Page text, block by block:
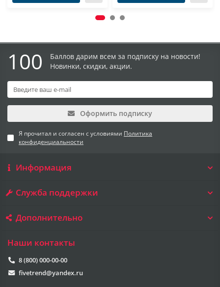
100
Баллов дарим всем за подписку на новости!
Новинки, скидки, акции.
Оформить подписку
Я прочитал и согласен с условиями Политика
конфиденциальности
Информация
Служба поддержки
Дополнительно
Наши контакты
8 (800) 000-00-00
fivetrend@yandex.ru